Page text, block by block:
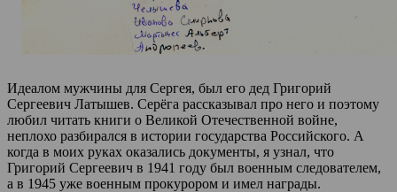
Идеалом мужчины для Сергея, был его дед Григорий
Сергеевич Латышев. Серёга рассказывал про него и поэтому
любил читать книги о Великой Отечественной войне,
неплохо разбирался в истории государства Российского. А
когда в моих руках оказались документы, я узнал, что
Григорий Сергеевич в 1941 году был военным следователем,
а в 1945 уже военным прокурором и имел награды.